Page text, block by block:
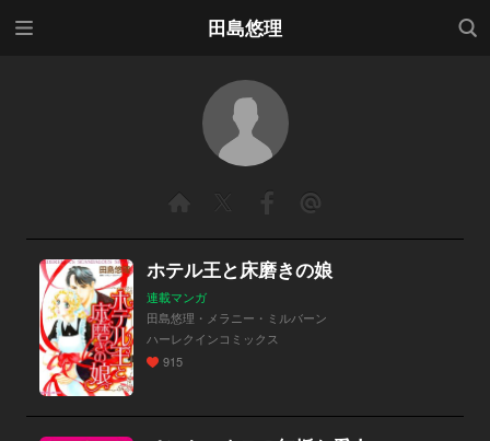
田島悠理
検索
ホテル王と床磨きの娘
連載マンガ
田島悠理・メラニー・ミルバーン
ハーレクインコミックス
915